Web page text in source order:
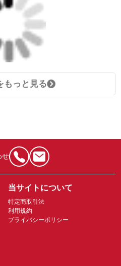
もっと見る
せ
当サイトについて
特定商取引法
利用規約
プライバシーポリシー